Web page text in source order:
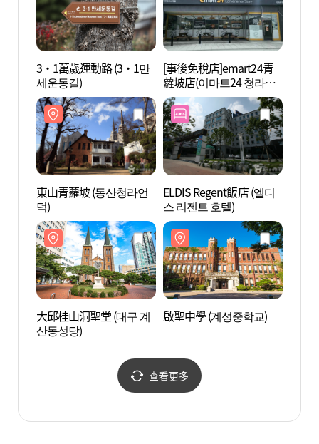
3·1萬歲運動路 (3·1만
세운동길)
[事後免稅店]emart24青
蘿坡店(이마트24 청라언
덕점)
東山青蘿坡 (동산청라언
덕)
ELDIS Regent飯店 (엘디
스 리젠트 호텔)
大邱桂山洞聖堂 (대구 계
산동성당)
啟聖中學 (계성중학교)
查看更多